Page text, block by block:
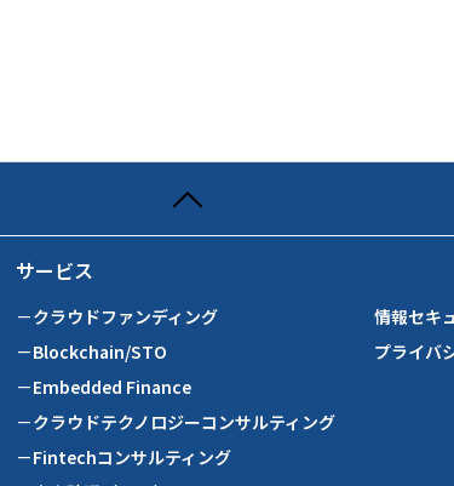
サービス
－クラウドファンディング
－Blockchain/STO
－Embedded Finance
－クラウドテクノロジーコンサルティング
－Fintechコンサルティング
情報セキ
プライバ